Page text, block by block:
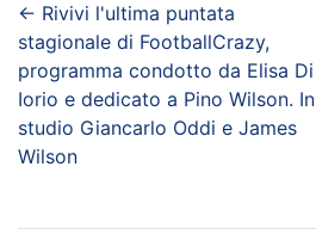
← Rivivi l'ultima puntata
stagionale di FootballCrazy,
programma condotto da Elisa Di
Iorio e dedicato a Pino Wilson. In
studio Giancarlo Oddi e James
Wilson